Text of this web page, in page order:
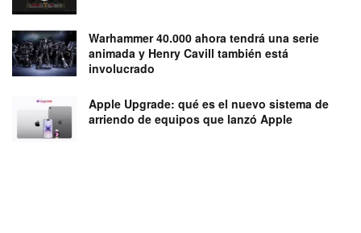
Warhammer 40.000 ahora tendrá una serie
animada y Henry Cavill también está
involucrado
Apple Upgrade: qué es el nuevo sistema de
arriendo de equipos que lanzó Apple